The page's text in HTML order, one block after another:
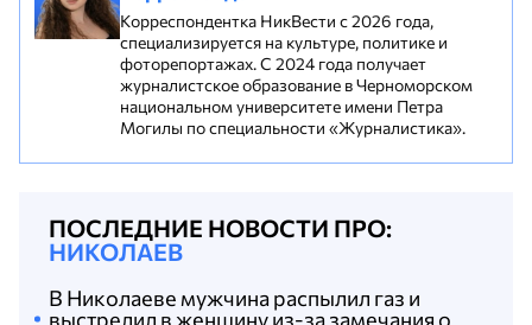
Корреспондентка НикВести с 2026 года,
специализируется на культуре, политике и
фоторепортажах. С 2024 года получает
журналистское образование в Черноморском
национальном университете имени Петра
Могилы по специальности «Журналистика».
ПОСЛЕДНИЕ НОВОСТИ ПРО:
НИКОЛАЕВ
В Николаеве мужчина распылил газ и
выстрелил в женщину из-за замечания о